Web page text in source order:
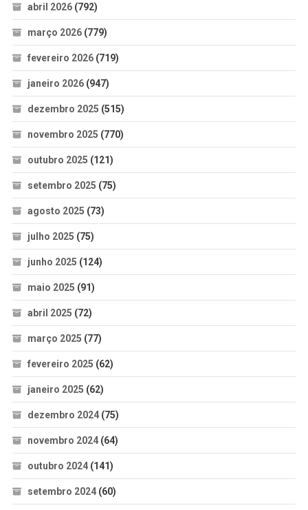
abril 2026(792)
março 2026(779)
fevereiro 2026(719)
janeiro 2026(947)
dezembro 2025 (515)
novembro 2025 (770)
outubro 2025 (121)
setembro 2025 (75)
agosto 2025 (73)
julho 2025 (75)
junho 2025 (124)
maio 2025 (91)
abril 2025 (72)
março 2025 (77)
fevereiro 2025 (62)
janeiro 2025 (62)
dezembro 2024(75)
novembro 2024(64)
outubro 2024(141)
setembro 2024(60)